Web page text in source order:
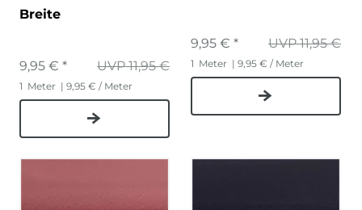
Breite
UVP 11,95 €
9,95 € *
1 Meter | 9,95 € / Meter
UVP 11,95 €
9,95 € *
1 Meter | 9,95 € / Meter